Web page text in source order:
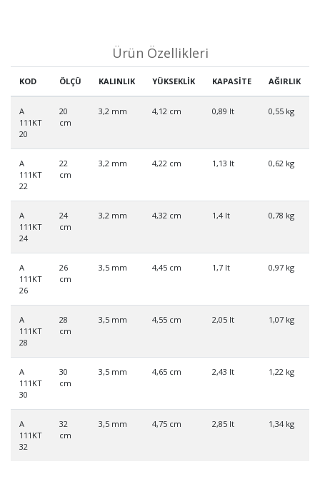
Ürün Özellikleri
KOD ÖLÇÜ KALINLIK YÜKSEKLİK KAPASİTE AĞIRLIK
A
111KT
20
20
cm
3,2 mm 4,12 cm 0,89 lt 0,55 kg
A
111KT
22
22
cm
3,2 mm 4,22 cm 1,13 lt 0,62 kg
A
111KT
24
24
cm
3,2 mm 4,32 cm 1,4 lt 0,78 kg
A
111KT
26
26
cm
3,5 mm 4,45 cm 1,7 lt 0,97 kg
A
111KT
28
28
cm
3,5 mm 4,55 cm 2,05 lt 1,07 kg
A
111KT
30
30
cm
3,5 mm 4,65 cm 2,43 lt 1,22 kg
A
111KT
32
32
cm
3,5 mm 4,75 cm 2,85 lt 1,34 kg